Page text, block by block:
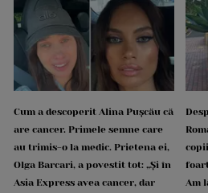
Cum a descoperit Alina Pușcău că
are cancer. Primele semne care
au trimis-o la medic. Prietena ei,
Olga Barcari, a povestit tot: „Și în
Asia Express avea cancer, dar
Am